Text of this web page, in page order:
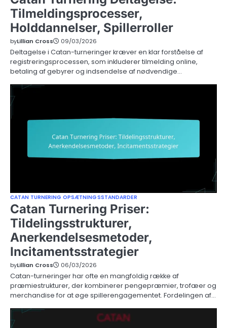
Tilmeldingsprocesser,
Holddannelser, Spillerroller
byLillian Cross 09/03/2026
Deltagelse i Catan-turneringer kræver en klar forståelse af
registreringsprocessen, som inkluderer tilmelding online,
betaling af gebyrer og indsendelse af nødvendige…
CATAN TURNERING OPSÆTNINGSSTANDARDER
Catan Turnering Priser:
Tildelingsstrukturer,
Anerkendelsesmetoder,
Incitamentsstrategier
byLillian Cross 06/03/2026
Catan-turneringer har ofte en mangfoldig række af
præmiestrukturer, der kombinerer pengepræmier, trofæer og
merchandise for at øge spillerengagementet. Fordelingen af…